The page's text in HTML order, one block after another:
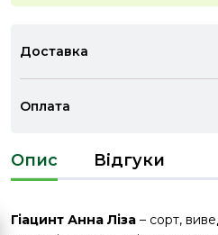
Доставка
Оплата
Опис Відгуки
Гіацинт Анна Ліза – сорт,